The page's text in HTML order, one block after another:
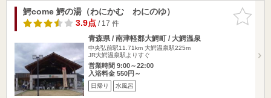
お気に入
りに追加
鰐come 鰐の湯（わにかむ わにのゆ）
3.9点/ 17 件
青森県 / 南津軽郡大鰐町 / 大鰐温泉
中央弘前駅11.71km 大鰐温泉駅225m
JR大鰐温泉駅よりすぐ
営業時間 9:00～22:00
入浴料金 550円～
日帰り 水風呂